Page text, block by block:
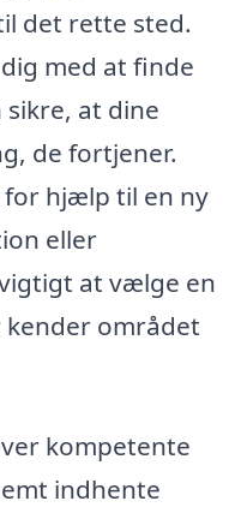
det rette sted.
med at finde
at dine
de fortjener.
hjælp til en ny
eller
at vælge en
området
kompetente
indhente